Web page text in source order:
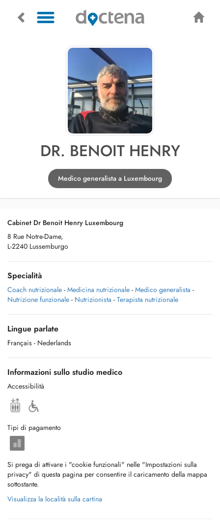
DR. BENOIT HENRY
Medico generalista a Luxembourg
Cabinet Dr Benoit Henry Luxembourg
8 Rue Notre-Dame,
L-2240 Lussemburgo
Specialità
Coach nutrizionale - Medicina nutrizionale - Medico generalista -
Nutrizione funzionale - Nutrizionista - Terapista nutrizionale
Lingue parlate
Français - Nederlands
Informazioni sullo studio medico
Accessibilità
Tipi di pagamento
Si prega di attivare i "cookie funzionali" nelle "Impostazioni sulla
privacy" di questa pagina per consentire il caricamento della mappa
sottostante.
Visualizza la località sulla cartina